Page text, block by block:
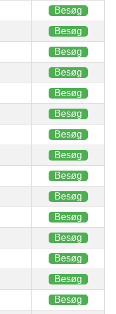
Besøg
Besøg
Besøg
Besøg
Besøg
Besøg
Besøg
Besøg
Besøg
Besøg
Besøg
Besøg
Besøg
Besøg
Besøg